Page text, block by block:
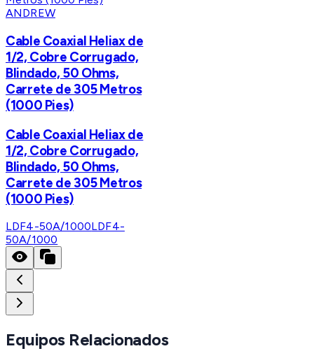
ANDREW
Cable Coaxial Heliax de
1/2, Cobre Corrugado,
Blindado, 50 Ohms,
Carrete de 305 Metros
(1000 Pies)
Cable Coaxial Heliax de
1/2, Cobre Corrugado,
Blindado, 50 Ohms,
Carrete de 305 Metros
(1000 Pies)
LDF4-50A/1000LDF4-
50A/1000
Equipos Relacionados